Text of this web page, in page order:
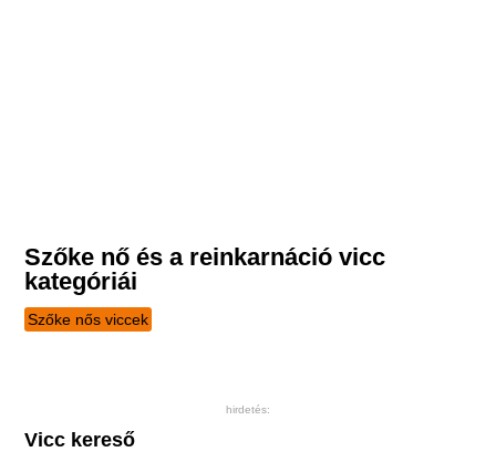
Szőke nő és a reinkarnáció vicc
kategóriái
Szőke nős viccek
hirdetés:
Vicc kereső